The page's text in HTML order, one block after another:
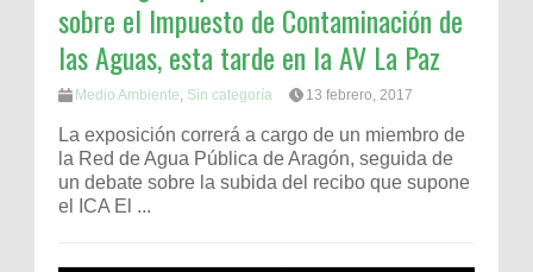
sobre el Impuesto de Contaminación de
las Aguas, esta tarde en la AV La Paz
Medio Ambiente, Sin categoría 13 febrero, 2017
La exposición correrá a cargo de un miembro de
la Red de Agua Pública de Aragón, seguida de
un debate sobre la subida del recibo que supone
el ICA El ...